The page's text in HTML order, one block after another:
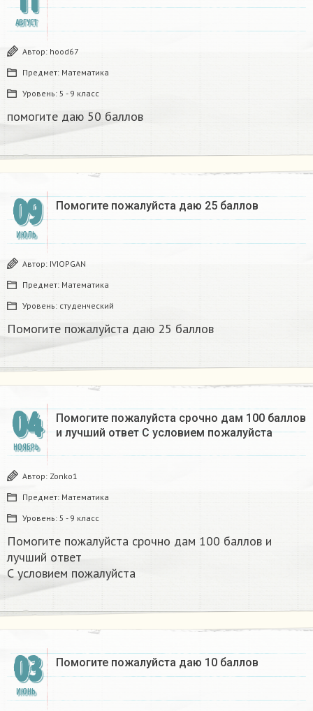
АВГУСТ
Автор: hood67
Предмет: Математика
Уровень: 5 - 9 класс
помогите даю 50 баллов​
09
ИЮЛЬ
Помогите пожалуйста даю 25 баллов ​
Автор: IVIOPGAN
Предмет: Математика
Уровень: студенческий
Помогите пожалуйста даю 25 баллов ​
04
НОЯБРЬ
Помогите пожалуйста срочно дам 100 баллов
и лучший ответ С условием пожалуйста​
Автор: Zonko1
Предмет: Математика
Уровень: 5 - 9 класс
Помогите пожалуйста срочно дам 100 баллов и
лучший ответ
С условием пожалуйста​
03
ИЮНЬ
Помогите пожалуйста даю 10 баллов ​